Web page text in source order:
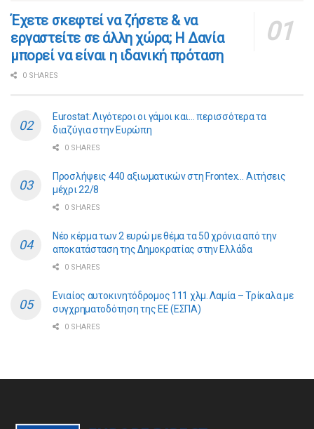
​​Έχετε σκεφτεί να ζήσετε & να
εργαστείτε σε άλλη χώρα; Η Δανία
μπορεί να είναι η ιδανική πρόταση
0 SHARES
Eurostat: Λιγότεροι οι γάμοι και… περισσότερα τα
διαζύγια στην Ευρώπη
0 SHARES
Προσλήψεις 440 αξιωματικών στη Frontex… Αιτήσεις
μέχρι 22/8
0 SHARES
Νέο κέρμα των 2 ευρώ με θέμα τα 50 χρόνια από την
αποκατάσταση της Δημοκρατίας στην Ελλάδα
0 SHARES
Ενιαίος αυτοκινητόδρομος 111 χλμ. Λαμία – Τρίκαλα με
συγχρηματοδότηση της ΕE (ΕΣΠΑ)
0 SHARES